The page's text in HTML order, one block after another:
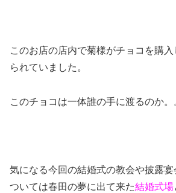
このお店の店内で菊様がチョコを購
られていました。
このチョコは一体誰の手に渡るのか。
気になる今回の結婚式の教会や披露
ついては春田の夢に出て来た結婚式場